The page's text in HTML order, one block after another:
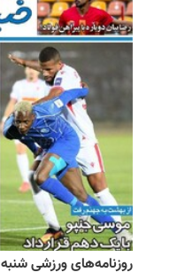
روزنامه‌های ورزشی شنبه ۱۷ مرداد ۱۴۰۵